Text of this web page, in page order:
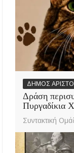
ΔΗΜΟΣ
Δράση
Πυργαδίκια
Συντακτική